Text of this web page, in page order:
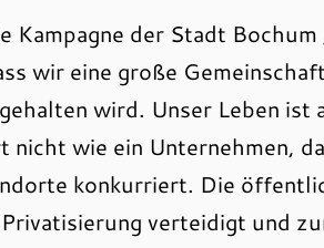
Kampagne der Stadt
wir eine große
wird. Unser Leben
nicht wie ein Unternehmen,
konkurriert. Die
verteidigt und